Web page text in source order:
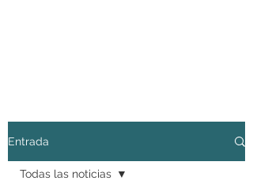
Entrada
Todas las noticias